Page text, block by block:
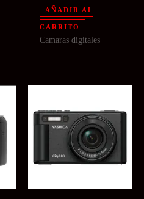
AÑADIR AL
CARRITO
Camaras digitales